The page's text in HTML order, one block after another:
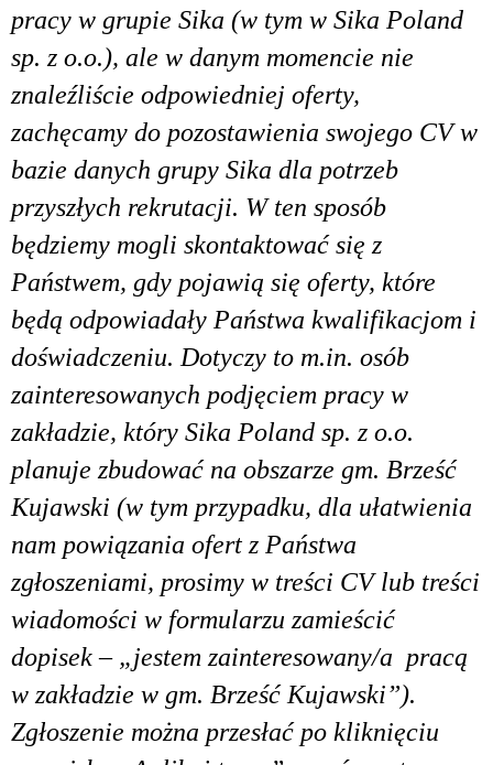
pracy w grupie Sika (w tym w Sika Poland
sp. z o.o.), ale w danym momencie nie
znaleźliście odpowiedniej oferty,
zachęcamy do pozostawienia swojego CV w
bazie danych grupy Sika dla potrzeb
przyszłych rekrutacji. W ten sposób
będziemy mogli skontaktować się z
Państwem, gdy pojawią się oferty, które
będą odpowiadały Państwa kwalifikacjom i
doświadczeniu. Dotyczy to m.in. osób
zainteresowanych podjęciem pracy w
zakładzie, który Sika Poland sp. z o.o.
planuje zbudować na obszarze gm. Brześć
Kujawski (w tym przypadku, dla ułatwienia
nam powiązania ofert z Państwa
zgłoszeniami, prosimy w treści CV lub treści
wiadomości w formularzu zamieścić
dopisek – „jestem zainteresowany/a pracą
w zakładzie w gm. Brześć Kujawski”).
Zgłoszenie można przesłać po kliknięciu